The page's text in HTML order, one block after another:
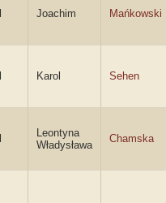
Joachim Mańkowski
Karol Sehen
Leontyna
Władysława
Chamska